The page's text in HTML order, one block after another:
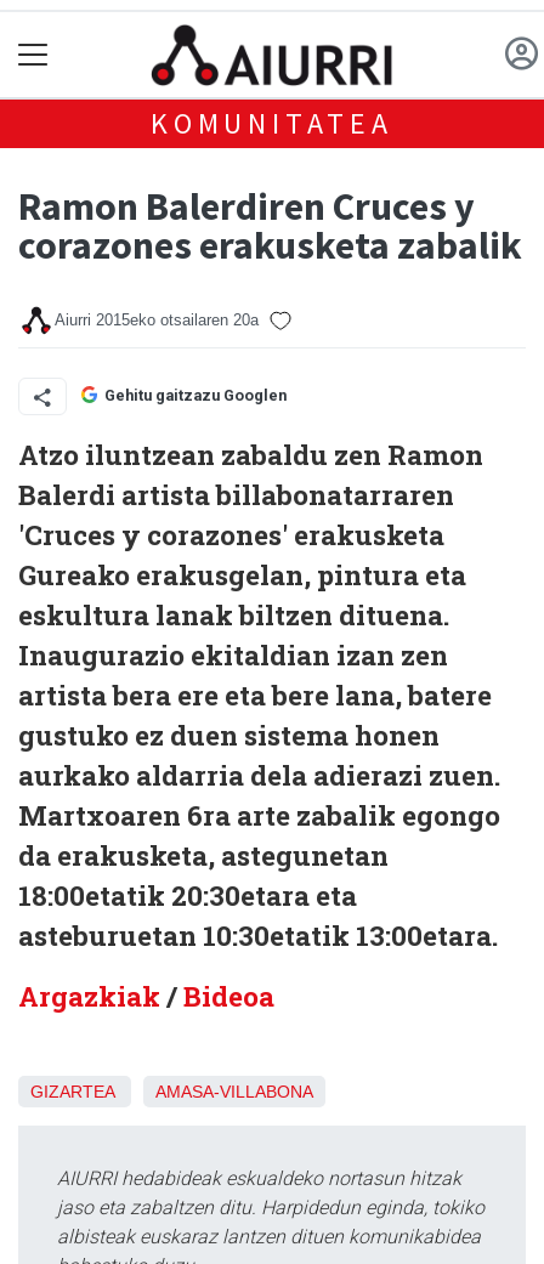
KOMUNITATEA
Ramon Balerdiren Cruces y
corazones erakusketa zabalik
Aiurri 2015eko otsailaren 20a
Gehitu gaitzazu Googlen
Atzo iluntzean zabaldu zen Ramon
Balerdi artista billabonatarraren
'Cruces y corazones' erakusketa
Gureako erakusgelan, pintura eta
eskultura lanak biltzen dituena.
Inaugurazio ekitaldian izan zen
artista bera ere eta bere lana, batere
gustuko ez duen sistema honen
aurkako aldarria dela adierazi zuen.
Martxoaren 6ra arte zabalik egongo
da erakusketa, astegunetan
18:00etatik 20:30etara eta
asteburuetan 10:30etatik 13:00etara.
Argazkiak /Bideoa
GIZARTEA AMASA-VILLABONA
AIURRI hedabideak eskualdeko nortasun hitzak
jaso eta zabaltzen ditu. Harpidedun eginda, tokiko
albisteak euskaraz lantzen dituen komunikabidea